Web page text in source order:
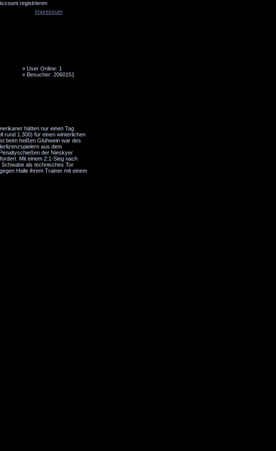
registrieren
» User Online: 1
» Besucher: 2060151
hätten nur einen Tag
rund 1.300) für einen winterlichen
beim heißen Glühwein war des
aus dem
der Nieskyer
Mit einem 2:1-Sieg nach
als technisches Tor
Halle ihrem Trainer mit einem
Impressum